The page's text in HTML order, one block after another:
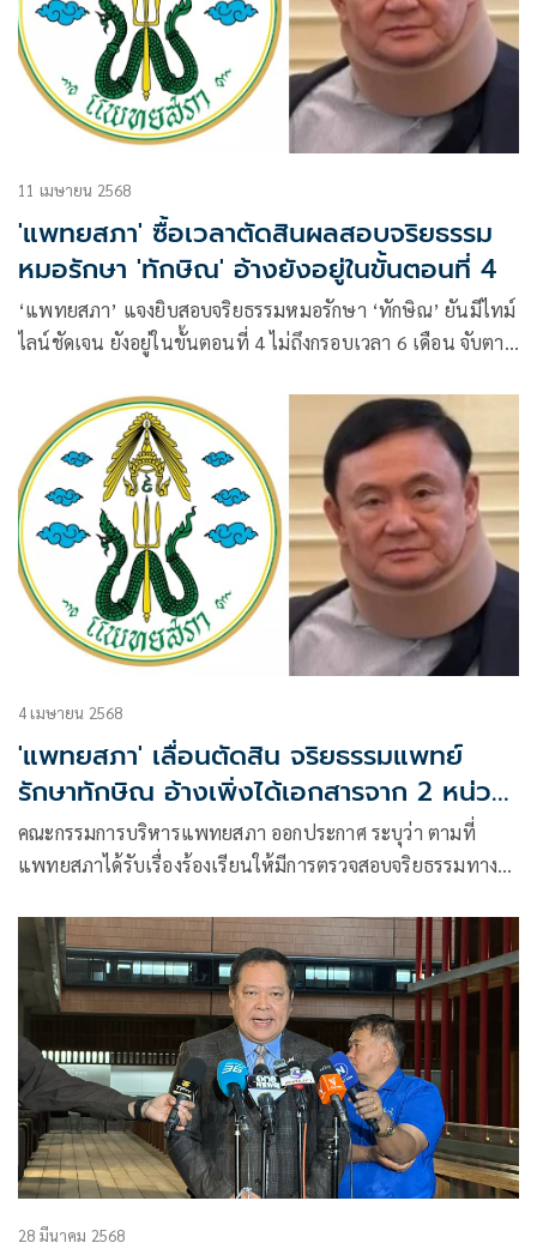
11 เมษายน 2568
'แพทยสภา' ซื้อเวลาตัดสินผลสอบจริยธรรม
หมอรักษา 'ทักษิณ' อ้างยังอยู่ในขั้นตอนที่ 4
‘แพทยสภา’ แจงยิบสอบจริยธรรมหมอรักษา ‘ทักษิณ’ ยันมีไทม์
ไลน์ชัดเจน ยังอยู่ในขั้นตอนที่ 4 ไม่ถึงกรอบเวลา 6 เดือน จับตา
‘รมว.สาธารณสุข’ ถ้ามีข้อโต้แย้งต้องนำกลับบอร์ดแพทยสภา
พิจารณาอีก ด้าน ‘หมออมร’ อิสระเต็มที่ ระบุ 3 ขั้นตอนที่้เหลือ
ต้องผ่าน กก.แพทยสภา 70 คน
4 เมษายน 2568
'แพทยสภา' เลื่อนตัดสิน จริยธรรมแพทย์
รักษาทักษิณ อ้างเพิ่งได้เอกสารจาก 2 หน่วย
งาน
คณะกรรมการบริหารแพทยสภา ออกประกาศ ระบุว่า ตามที่
แพทยสภาได้รับเรื่องร้องเรียนให้มีการตรวจสอบจริยธรรมทาง
28 มีนาคม 2568